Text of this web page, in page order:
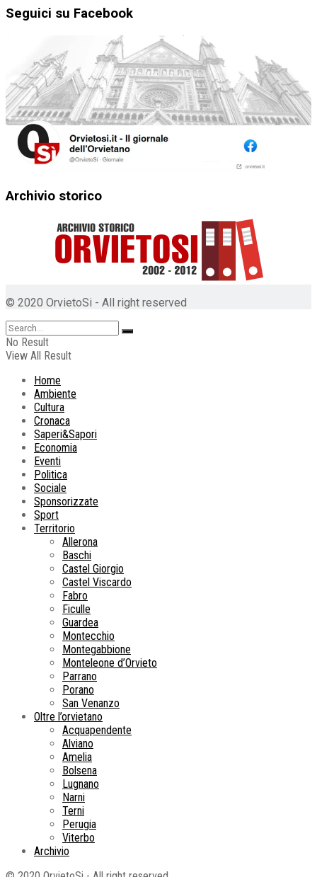
Seguici su Facebook
Archivio storico
© 2020 OrvietoSi - All right reserved
No Result
View All Result
Home
Ambiente
Cultura
Cronaca
Saperi&Sapori
Economia
Eventi
Politica
Sociale
Sponsorizzate
Sport
Territorio
Allerona
Baschi
Castel Giorgio
Castel Viscardo
Fabro
Ficulle
Guardea
Montecchio
Montegabbione
Monteleone d’Orvieto
Parrano
Porano
San Venanzo
Oltre l’orvietano
Acquapendente
Alviano
Amelia
Bolsena
Lugnano
Narni
Terni
Perugia
Viterbo
Archivio